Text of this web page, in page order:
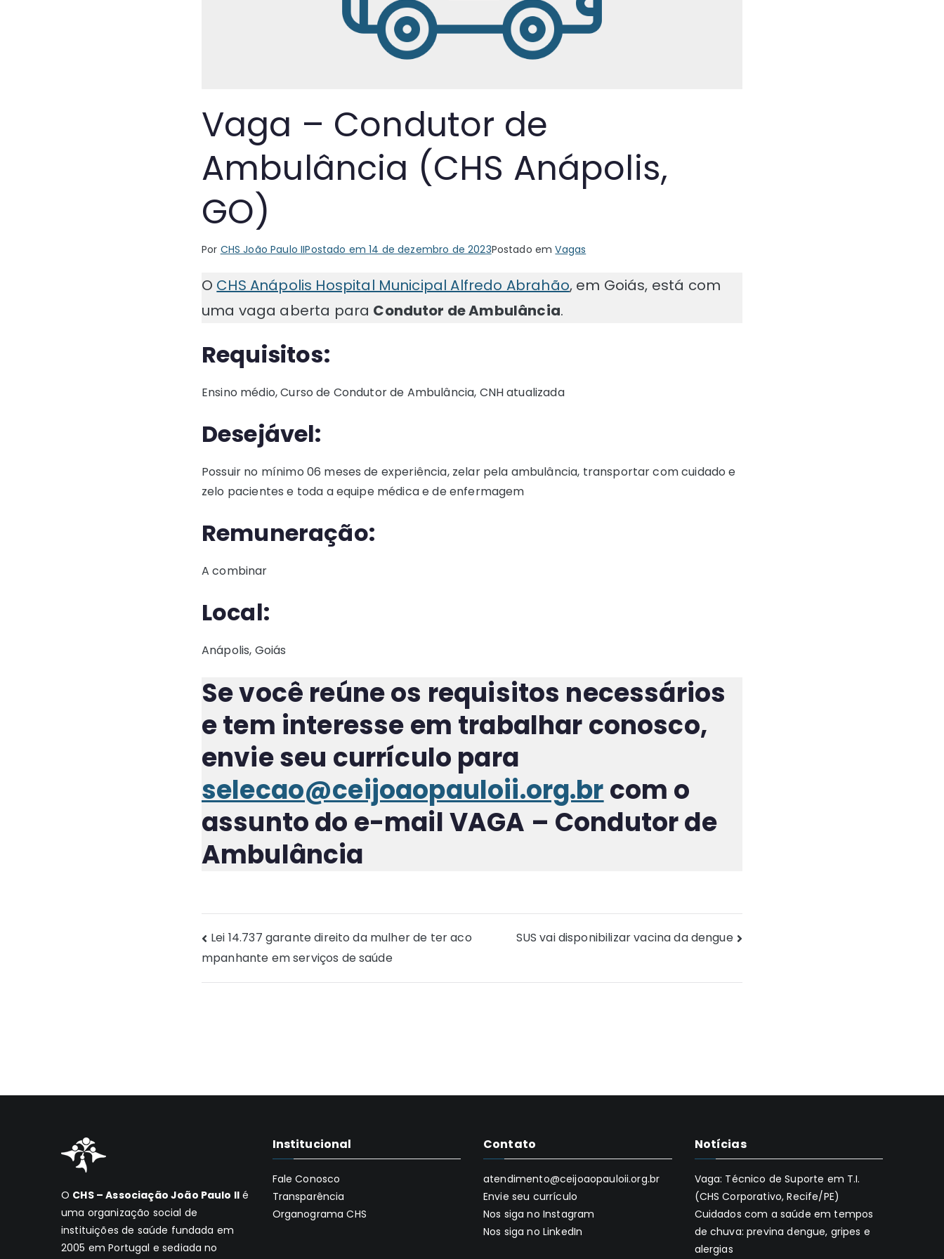
Vaga – Condutor de
Ambulância (CHS Anápolis,
GO)
Por CHS João Paulo IIPostado em14 de dezembro de 2023Postado emVagas
O CHS Anápolis Hospital Municipal Alfredo Abrahão, em Goiás, está com
uma vaga aberta para Condutor de Ambulância.
Requisitos:
Ensino médio, Curso de Condutor de Ambulância, CNH atualizada
Desejável:
Possuir no mínimo 06 meses de experiência, zelar pela ambulância, transportar com cuidado e
zelo pacientes e toda a equipe médica e de enfermagem
Remuneração:
A combinar
Local:
Anápolis, Goiás
Se você reúne os requisitos necessários
e tem interesse em trabalhar conosco,
envie seu currículo para
selecao@ceijoaopauloii.org.brcom o
assunto do e-mailVAGA – Condutor de
Ambulância
Navegação
de
Lei 14.737 garante direito da mulher de ter aco
mpanhante em serviços de saúde
SUS vai disponibilizar vacina da dengue
O CHS – Associação João Paulo II é
uma organização social de
instituições de saúde fundada em
2005 em Portugal e sediada no
Institucional
Fale Conosco
Transparência
Organograma CHS
Contato
atendimento@ceijoaopauloii.org.br
Envie seu currículo
Nos siga no Instagram
Nos siga no LinkedIn
Notícias
Vaga: Técnico de Suporte em T.I.
(CHS Corporativo, Recife/PE)
Cuidados com a saúde em tempos
de chuva: previna dengue, gripes e
alergias